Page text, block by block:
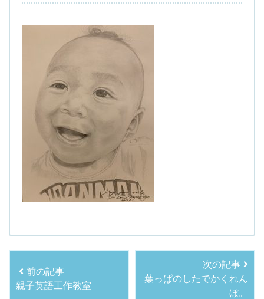
前の記事
親子英語工作教室
次の記事
葉っぱのしたでかくれん
ぼ。